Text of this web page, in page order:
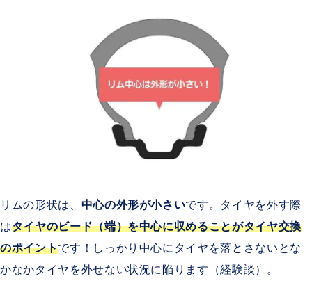
リムの形状は、 中心の外形が小さいです。タイヤを外す際
はタイヤのビード（端）を中心に収めることがタイヤ交換
のポイントです！しっかり中心にタイヤを落とさないとな
かなかタイヤを外せない状況に陥ります（経験談）。